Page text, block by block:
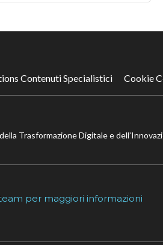
Contenuti Specialistici Cookie
Trasformazione Digitale e
per maggiori informazioni